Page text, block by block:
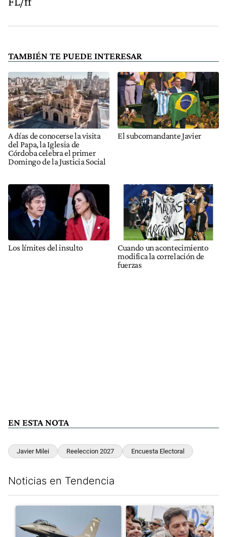
TAMBIÉN TE PUEDE INTERESAR
A días de conocerse la visita
del Papa, la Iglesia de
Córdoba celebra el primer
Domingo de la Justicia Social
El subcomandante Javier
Los límites del insulto
Cuando un acontecimiento
modifica la correlación de
fuerzas
EN ESTA NOTA
Javier Milei Reeleccion 2027 Encuesta Electoral
Noticias en Tendencia
Un artículo de tendencia con el título "Los aviones F 16
Un artículo de tendencia con